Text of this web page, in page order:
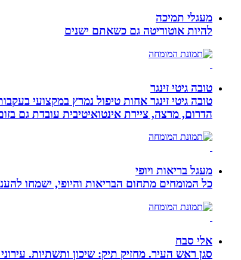
מעגלי תמיכה
להיות אוטוריטה גם כשאתם ישנים
טובה גיטי זינגר
הדרום, מרצה, ציירת אינטואיטיבית עובדת גם
מעגל בריאות ויופי
כל המומחים מתחום הבריאות והיופי, ישמחו
אלי סבח
סגן ראש העיר. מחזיק תיק: שיכון ותשתיות.